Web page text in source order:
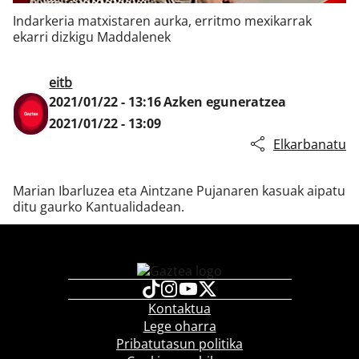
Indarkeria matxistaren aurka, erritmo mexikarrak
ekarri dizkigu Maddalenek
eitb
2021/01/22 - 13:16Azken eguneratzea
2021/01/22 - 13:09
Elkarbanatu
Marian Ibarluzea eta Aintzane Pujanaren kasuak aipatu
ditu gaurko Kantualidadean.
Kontaktua
Lege oharra
Pribatutasun politika